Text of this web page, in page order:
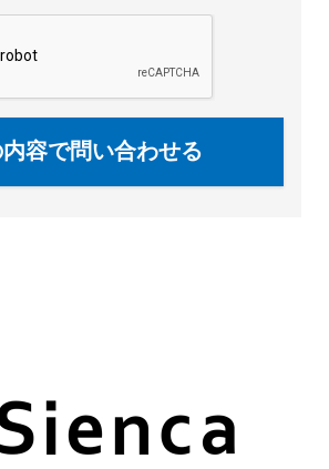
内容で問い合わせる